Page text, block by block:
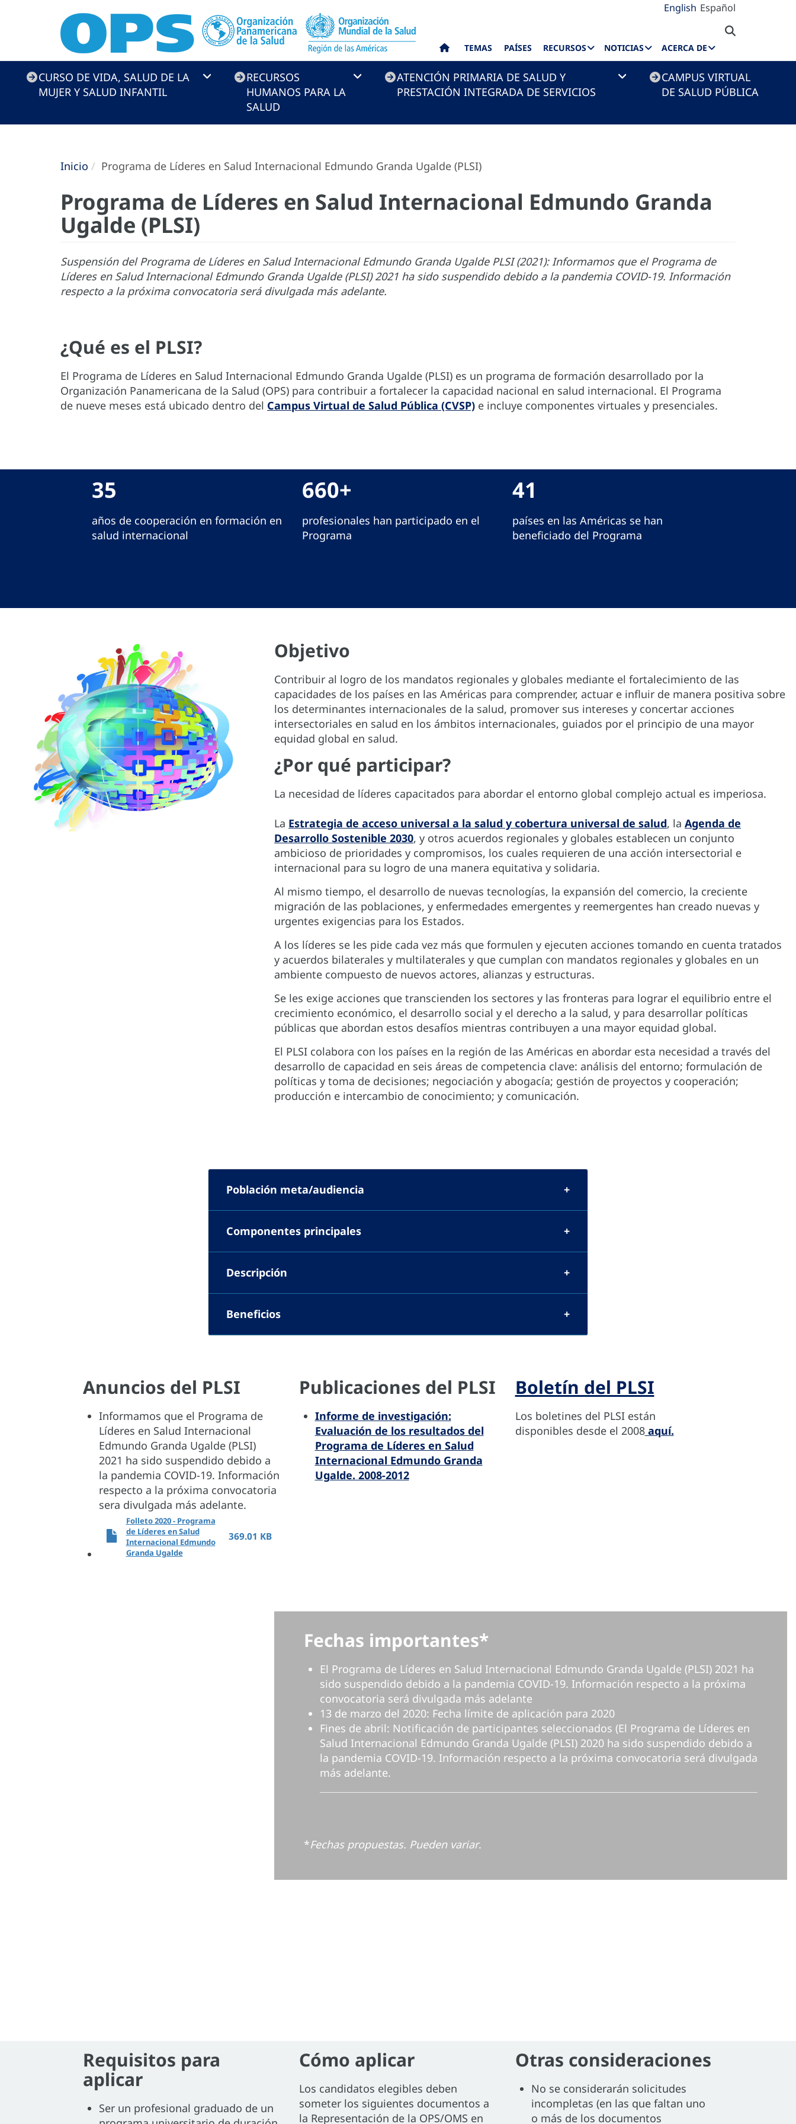
English Español
TEMAS PAÍSES RECURSOS NOTICIAS ACERCA DE
Health
Systems
Services
CURSO DE VIDA, SALUD DE LA
MUJER Y SALUD INFANTIL
RECURSOS
HUMANOS PARA LA
SALUD
ATENCIÓN PRIMARIA DE SALUD Y
PRESTACIÓN INTEGRADA DE SERVICIOS
CAMPUS VIRTUAL
DE SALUD PÚBLICA
Inicio Programa de Líderes en Salud Internacional Edmundo Granda Ugalde (PLSI)
Programa de Líderes en Salud Internacional Edmundo Granda
Ugalde (PLSI)
Suspensión del Programa de Líderes en Salud Internacional Edmundo Granda Ugalde PLSI (2021): Informamos que el Programa de
Líderes en Salud Internacional Edmundo Granda Ugalde (PLSI) 2021 ha sido suspendido debido a la pandemia COVID-19. Información
respecto a la próxima convocatoria será divulgada más adelante.
¿Qué es el PLSI?
El Programa de Líderes en Salud Internacional Edmundo Granda Ugalde (PLSI) es un programa de formación desarrollado por la
Organización Panamericana de la Salud (OPS) para contribuir a fortalecer la capacidad nacional en salud internacional. El Programa
de nueve meses está ubicado dentro del Campus Virtual de Salud Pública (CVSP) e incluye componentes virtuales y presenciales.
35
años de cooperación en formación en
salud internacional
660+
profesionales han participado en el
Programa
41
países en las Américas se han
beneficiado del Programa
Objetivo
Contribuir al logro de los mandatos regionales y globales mediante el fortalecimiento de las
capacidades de los países en las Américas para comprender, actuar e influir de manera positiva sobre
los determinantes internacionales de la salud, promover sus intereses y concertar acciones
intersectoriales en salud en los ámbitos internacionales, guiados por el principio de una mayor
equidad global en salud.
¿Por qué participar?
La necesidad de líderes capacitados para abordar el entorno global complejo actual es imperiosa.
La Estrategia de acceso universal a la salud y cobertura universal de salud, la Agenda de
Desarrollo Sostenible 2030, y otros acuerdos regionales y globales establecen un conjunto
ambicioso de prioridades y compromisos, los cuales requieren de una acción intersectorial e
internacional para su logro de una manera equitativa y solidaria.
Al mismo tiempo, el desarrollo de nuevas tecnologías, la expansión del comercio, la creciente
migración de las poblaciones, y enfermedades emergentes y reemergentes han creado nuevas y
urgentes exigencias para los Estados.
A los líderes se les pide cada vez más que formulen y ejecuten acciones tomando en cuenta tratados
y acuerdos bilaterales y multilaterales y que cumplan con mandatos regionales y globales en un
ambiente compuesto de nuevos actores, alianzas y estructuras.
Se les exige acciones que transcienden los sectores y las fronteras para lograr el equilibrio entre el
crecimiento económico, el desarrollo social y el derecho a la salud, y para desarrollar políticas
públicas que abordan estos desafíos mientras contribuyen a una mayor equidad global.
El PLSI colabora con los países en la región de las Américas en abordar esta necesidad a través del
desarrollo de capacidad en seis áreas de competencia clave: análisis del entorno; formulación de
políticas y toma de decisiones; negociación y abogacía; gestión de proyectos y cooperación;
producción e intercambio de conocimiento; y comunicación.
Población meta/audiencia
Componentes principales
Descripción
Beneficios
Anuncios del PLSI
Informamos que el Programa de
Líderes en Salud Internacional
Edmundo Granda Ugalde (PLSI)
2021 ha sido suspendido debido a
la pandemia COVID-19. Información
respecto a la próxima convocatoria
sera divulgada más adelante.
Folleto 2020 - Programa
de Líderes en Salud
Internacional Edmundo
Granda Ugalde
369.01 KB
Publicaciones del PLSI
Informe de investigación:
Evaluación de los resultados del
Programa de Líderes en Salud
Internacional Edmundo Granda
Ugalde. 2008-2012
Boletín del PLSI
Los boletines del PLSI están
disponibles desde el 2008aquí.
Fechas importantes*
El Programa de Líderes en Salud Internacional Edmundo Granda Ugalde (PLSI) 2021 ha
sido suspendido debido a la pandemia COVID-19. Información respecto a la próxima
convocatoria será divulgada más adelante
13 de marzo del 2020: Fecha límite de aplicación para 2020
Fines de abril: Notificación de participantes seleccionados (El Programa de Líderes en
Salud Internacional Edmundo Granda Ugalde (PLSI) 2020 ha sido suspendido debido a
la pandemia COVID-19. Información respecto a la próxima convocatoria será divulgada
más adelante.
*Fechas propuestas. Pueden variar.
Requisitos para
aplicar
Ser un profesional graduado de un
Cómo aplicar
Los candidatos elegibles deben
someter los siguientes documentos a
la Representación de la OPS/OMS en
Otras consideraciones
No se considerarán solicitudes
incompletas (en las que faltan uno
o más de los documentos